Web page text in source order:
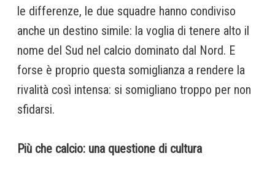
le differenze, le due squadre hanno condiviso
anche un destino simile: la voglia di tenere alto il
nome del Sud nel calcio dominato dal Nord. E
forse è proprio questa somiglianza a rendere la
rivalità così intensa: si somigliano troppo per non
sfidarsi.
Più che calcio: una questione di cultura